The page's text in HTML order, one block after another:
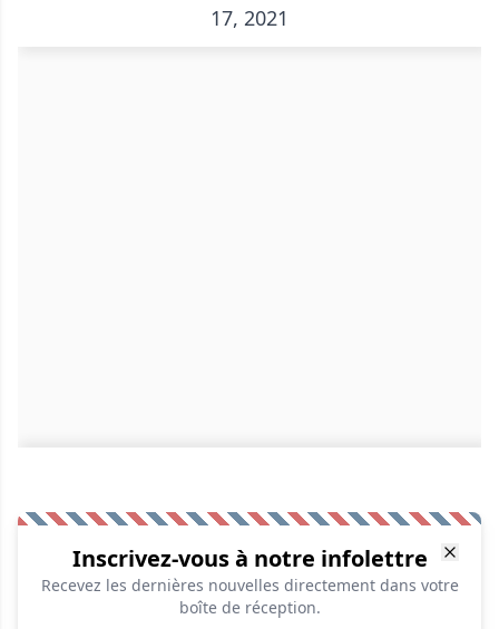
17, 2021
Inscrivez-vous à notre infolettre
Recevez les dernières nouvelles directement dans votre
boîte de réception.